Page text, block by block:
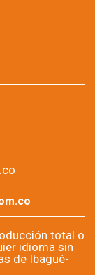
total o
idioma sin
de Ibagué-